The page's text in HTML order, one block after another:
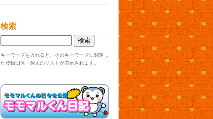
検索
キーワードを入れると、そのキーワードに関連し
た登録団体・個人のリストが表示されます。